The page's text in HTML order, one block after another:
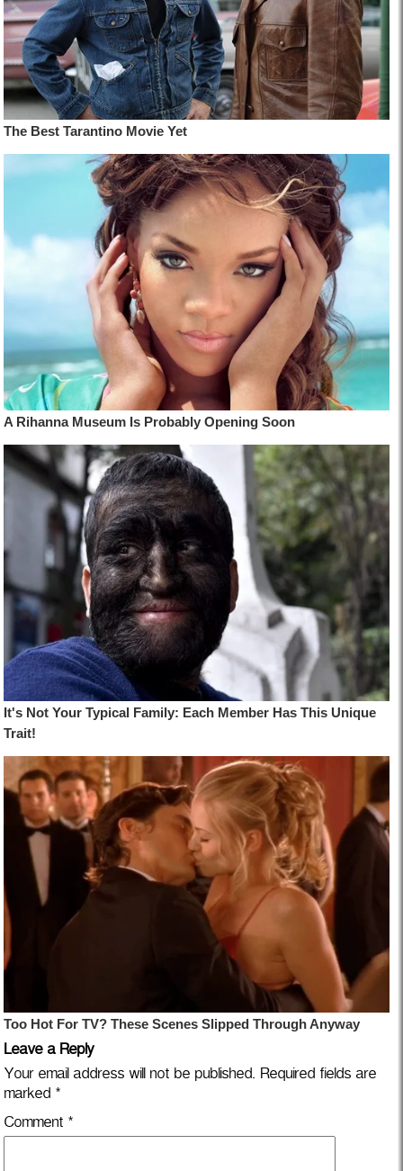
Leave a Reply
Your email address will not be published. Required fields are
marked *
Comment *